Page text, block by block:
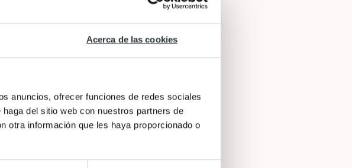
Acerca de las cookies
anuncios, ofrecer funciones de redes sociales
del sitio web con nuestros partners de
otra información que les haya proporcionado o
de 0,75